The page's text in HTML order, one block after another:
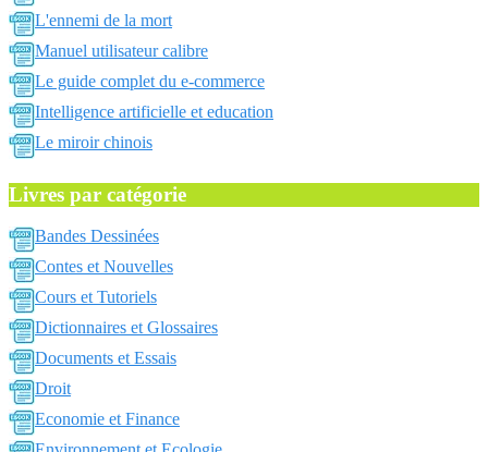
L'ennemi de la mort
Manuel utilisateur calibre
Le guide complet du e-commerce
Intelligence artificielle et education
Le miroir chinois
Livres par catégorie
Bandes Dessinées
Contes et Nouvelles
Cours et Tutoriels
Dictionnaires et Glossaires
Documents et Essais
Droit
Economie et Finance